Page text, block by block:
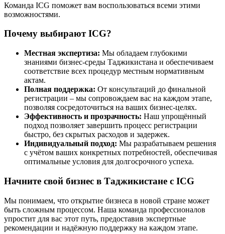
Команда ICG поможет вам воспользоваться всеми этими
возможностями.
Почему выбирают ICG?
Местная экспертиза: Мы обладаем глубокими
знаниями бизнес-среды Таджикистана и обеспечиваем
соответствие всех процедур местным нормативным
актам.
Полная поддержка: От консультаций до финальной
регистрации – мы сопровождаем вас на каждом этапе,
позволяя сосредоточиться на ваших бизнес-целях.
Эффективность и прозрачность: Наш упрощённый
подход позволяет завершить процесс регистрации
быстро, без скрытых расходов и задержек.
Индивидуальный подход: Мы разрабатываем решения
с учётом ваших конкретных потребностей, обеспечивая
оптимальные условия для долгосрочного успеха.
Начните свой бизнес в Таджикистане с ICG
Мы понимаем, что открытие бизнеса в новой стране может
быть сложным процессом. Наша команда профессионалов
упростит для вас этот путь, предоставив экспертные
рекомендации и надёжную поддержку на каждом этапе.